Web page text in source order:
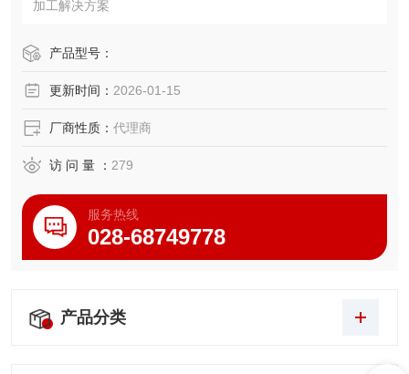
加工解决方案‌
产品型号：
更新时间： 2026-01-15
厂商性质： 代理商
访 问 量 ： 279
服务热线
028-68749778
产品分类